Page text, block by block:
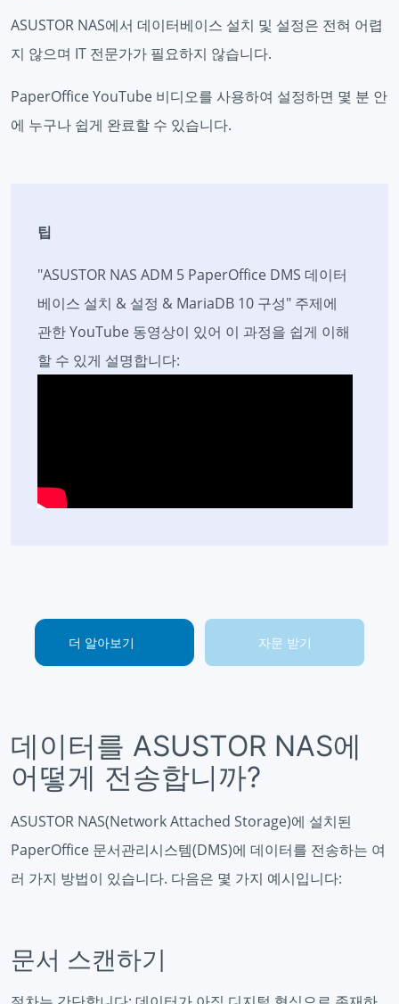
ASUSTOR NAS에서 데이터베이스 설치 및 설정은 전혀 어렵
지 않으며 IT 전문가가 필요하지 않습니다.
PaperOffice YouTube 비디오를 사용하여 설정하면 몇 분 안
에 누구나 쉽게 완료할 수 있습니다.
팁
"ASUSTOR NAS ADM 5 PaperOffice DMS 데이터
베이스 설치 & 설정 & MariaDB 10 구성" 주제에
관한 YouTube 동영상이 있어 이 과정을 쉽게 이해
할 수 있게 설명합니다:
더 알아보기 자문 받기
데이터를 ASUSTOR NAS에
어떻게 전송합니까?
ASUSTOR NAS(Network Attached Storage)에 설치된
PaperOffice 문서관리시스템(DMS)에 데이터를 전송하는 여
러 가지 방법이 있습니다. 다음은 몇 가지 예시입니다:
문서 스캔하기